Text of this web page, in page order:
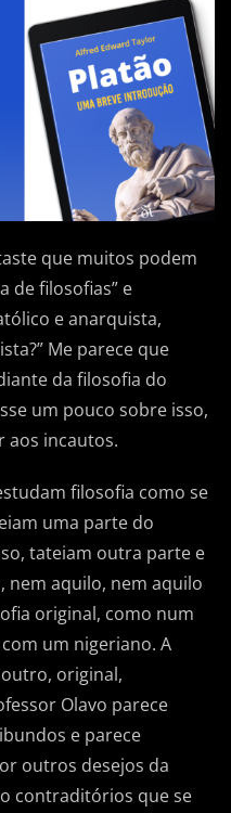
que muitos podem
de filosofias” e
e anarquista,
Me parece que
da filosofia do
um pouco sobre isso,
aos incautos.
filosofia como se
uma parte do
tateiam outra parte e
nem aquilo, nem aquilo
original, como num
um nigeriano. A
original,
Olavo parece
e parece
outros desejos da
contraditórios que se